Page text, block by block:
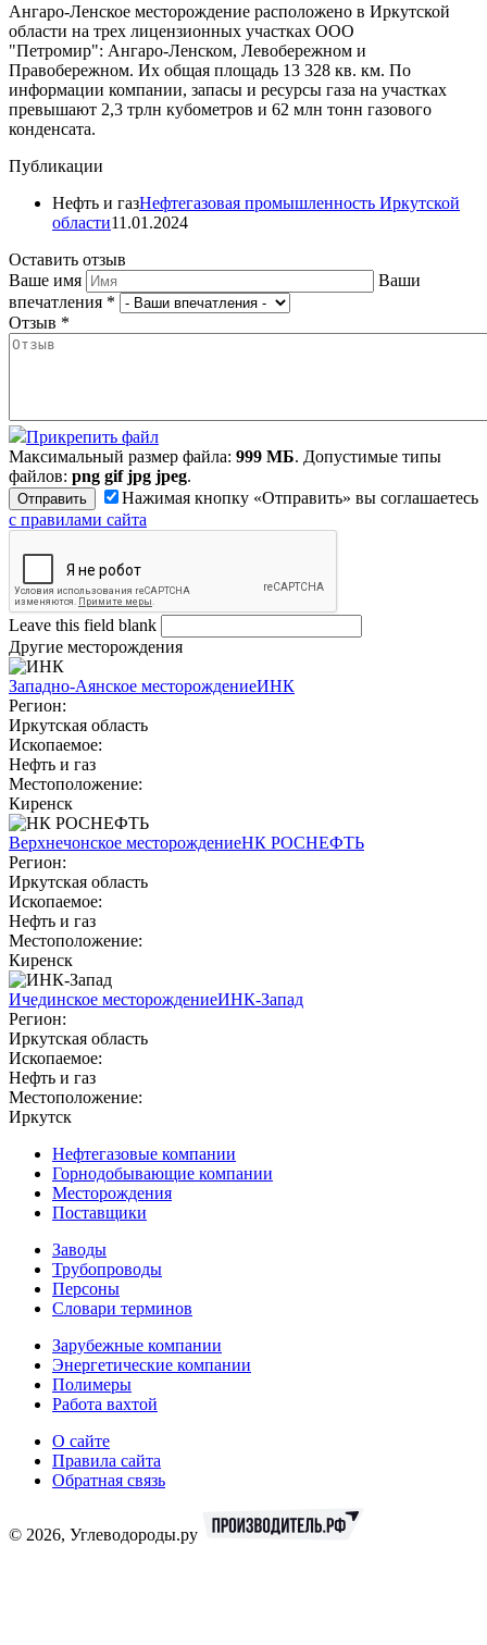
Ангаро-Ленское месторождение расположено в Иркутской
области на трех лицензионных участках ООО
"Петромир": Ангаро-Ленском, Левобережном и
Правобережном. Их общая площадь 13 328 кв. км. По
информации компании, запасы и ресурсы газа на участках
превышают 2,3 трлн кубометров и 62 млн тонн газового
конденсата.
Публикации
Нефть и газНефтегазовая промышленность Иркутской
области11.01.2024
Оставить отзыв
Ваше имя
Ваши
впечатления *
Отзыв *
Прикрепить файл
Максимальный размер файла: 999 МБ. Допустимые типы
файлов: png gif jpg jpeg.
Нажимая кнопку «Отправить» вы соглашаетесь
с правилами сайта
Leave this field blank
Другие месторождения
Западно-Аянское месторождениеИНК
Регион:
Иркутская область
Ископаемое:
Нефть и газ
Местоположение:
Киренск
Верхнечонское месторождениеНК РОСНЕФТЬ
Регион:
Иркутская область
Ископаемое:
Нефть и газ
Местоположение:
Киренск
Ичединское месторождениеИНК-Запад
Регион:
Иркутская область
Ископаемое:
Нефть и газ
Местоположение:
Иркутск
Нефтегазовые компании
Горнодобывающие компании
Месторождения
Поставщики
Заводы
Трубопроводы
Персоны
Словари терминов
Зарубежные компании
Энергетические компании
Полимеры
Работа вахтой
О сайте
Правила сайта
Обратная связь
© 2026, Углеводороды.ру